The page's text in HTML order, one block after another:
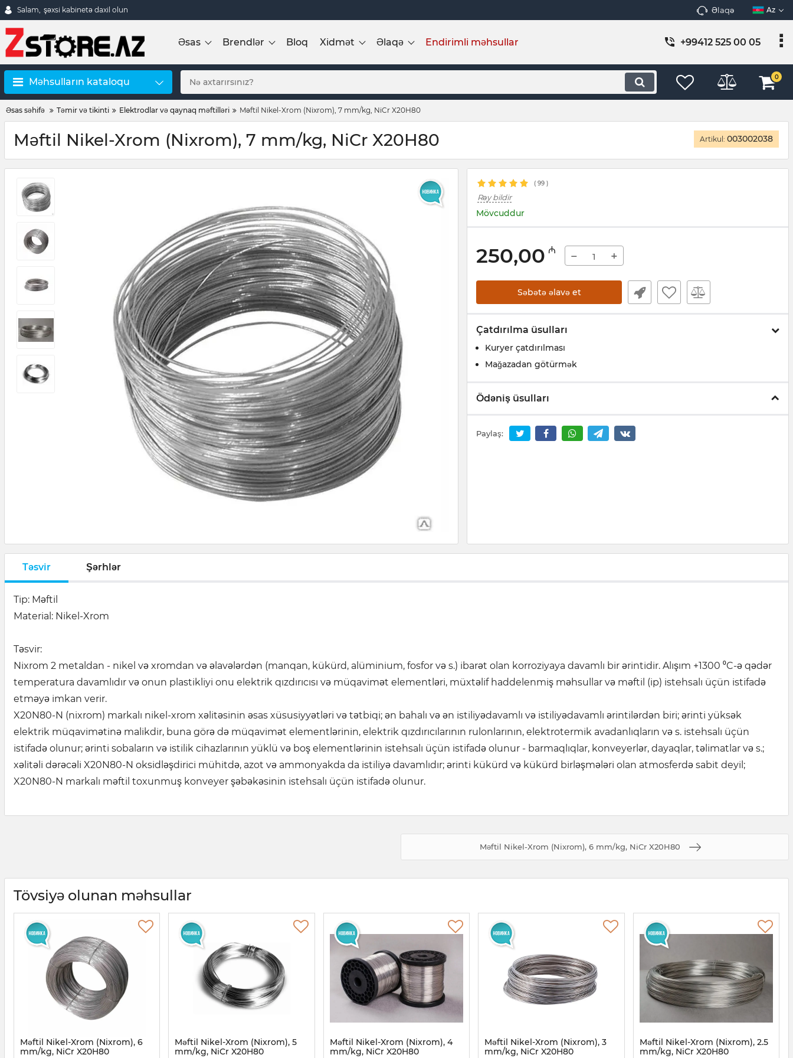
Salam, şəxsi kabinetə daxil olun Əlaqə Az
Əsas Brendlər Bloq Xidmət Əlaqə Endirimli məhsullar +99412 525 00 05
Məhsulların kataloqu 0
Əsas səhifə Təmir və tikinti Elektrodlar və qaynaq məftilləri Məftil Nikel-Xrom (Nixrom), 7 mm/kg, NiCr X20H80
Məftil Nikel-Xrom (Nixrom), 7 mm/kg, NiCr X20H80 Artikul: 003002038
( 99 )
Rəy bildir
Mövcuddur
250,00 ₼ − +
Səbətə əlavə et
Çatdırılma üsulları
Kuryer çatdırılması
Mağazadan götürmək
Ödəniş üsulları
Paylaş:
Təsvir Şərhlər
Tip: Məftil
Material: Nikel-Xrom
Təsvir:
Nixrom 2 metaldan - nikel və xromdan və əlavələrdən (manqan, kükürd, alüminium, fosfor və s.) ibarət olan korroziyaya davamlı bir ərintidir. Alışım +1300 ⁰C-ə qədər
temperatura davamlıdır və onun plastikliyi onu elektrik qızdırıcısı və müqavimət elementləri, müxtəlif haddelenmiş məhsullar və məftil (ip) istehsalı üçün istifadə
etməyə imkan verir.
X20N80-N (nixrom) markalı nikel-xrom xəlitəsinin əsas xüsusiyyətləri və tətbiqi; ən bahalı və ən istiliyədavamlı və istiliyədavamlı ərintilərdən biri; ərinti yüksək
elektrik müqavimətinə malikdir, buna görə də müqavimət elementlərinin, elektrik qızdırıcılarının rulonlarının, elektrotermik avadanlıqların və s. istehsalı üçün
istifadə olunur; ərinti sobaların və istilik cihazlarının yüklü və boş elementlərinin istehsalı üçün istifadə olunur - barmaqlıqlar, konveyerlər, dayaqlar, təlimatlar və s.;
xəlitəli dərəcəli X20N80-N oksidləşdirici mühitdə, azot və ammonyakda da istiliyə davamlıdır; ərinti kükürd və kükürd birləşmələri olan atmosferdə sabit deyil;
X20N80-N markalı məftil toxunmuş konveyer şəbəkəsinin istehsalı üçün istifadə olunur.
Məftil Nikel-Xrom (Nixrom), 6 mm/kg, NiCr X20H80
Tövsiyə olunan məhsullar
Məftil Nikel-Xrom (Nixrom), 6
mm/kg, NiCr X20H80
Məftil Nikel-Xrom (Nixrom), 5
mm/kg, NiCr X20H80
Məftil Nikel-Xrom (Nixrom), 4
mm/kg, NiCr X20H80
Məftil Nikel-Xrom (Nixrom), 3
mm/kg, NiCr X20H80
Məftil Nikel-Xrom (Nixrom), 2.5
mm/kg, NiCr X20H80